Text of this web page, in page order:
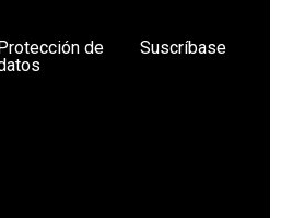
de
Suscríbase